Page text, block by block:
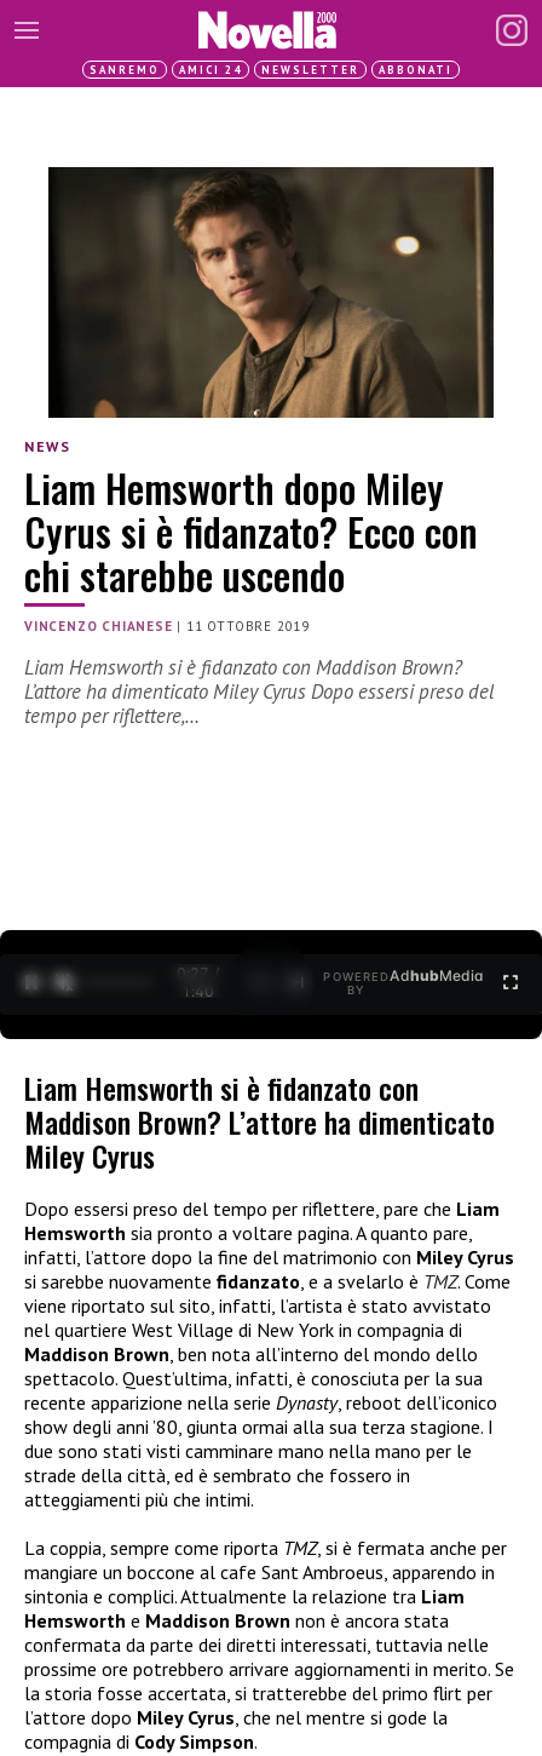
SANREMO AMICI 24 NEWSLETTER ABBONATI
NEWS
Liam Hemsworth dopo Miley
Cyrus si è fidanzato? Ecco con
chi starebbe uscendo
VINCENZO CHIANESE | 11 OTTOBRE 2019
Liam Hemsworth si è fidanzato con Maddison Brown?
L’attore ha dimenticato Miley Cyrus Dopo essersi preso del
tempo per riflettere,…
0:27 /
1:40
POWERED
BY
AdhubMedia
Liam Hemsworth si è fidanzato con
Maddison Brown? L’attore ha dimenticato
Miley Cyrus
Dopo essersi preso del tempo per riflettere, pare che Liam
Hemsworth sia pronto a voltare pagina. A quanto pare,
infatti, l’attore dopo la fine del matrimonio con Miley Cyrus
si sarebbe nuovamente fidanzato, e a svelarlo è TMZ. Come
viene riportato sul sito, infatti, l’artista è stato avvistato
nel quartiere West Village di New York in compagnia di
Maddison Brown, ben nota all’interno del mondo dello
spettacolo. Quest’ultima, infatti, è conosciuta per la sua
recente apparizione nella serie Dynasty, reboot dell’iconico
show degli anni ’80, giunta ormai alla sua terza stagione. I
due sono stati visti camminare mano nella mano per le
strade della città, ed è sembrato che fossero in
atteggiamenti più che intimi.
La coppia, sempre come riporta TMZ, si è fermata anche per
mangiare un boccone al cafe Sant Ambroeus, apparendo in
sintonia e complici. Attualmente la relazione tra Liam
Hemsworth e Maddison Brown non è ancora stata
confermata da parte dei diretti interessati, tuttavia nelle
prossime ore potrebbero arrivare aggiornamenti in merito. Se
la storia fosse accertata, si tratterebbe del primo flirt per
l’attore dopo Miley Cyrus, che nel mentre si gode la
compagnia di Cody Simpson.